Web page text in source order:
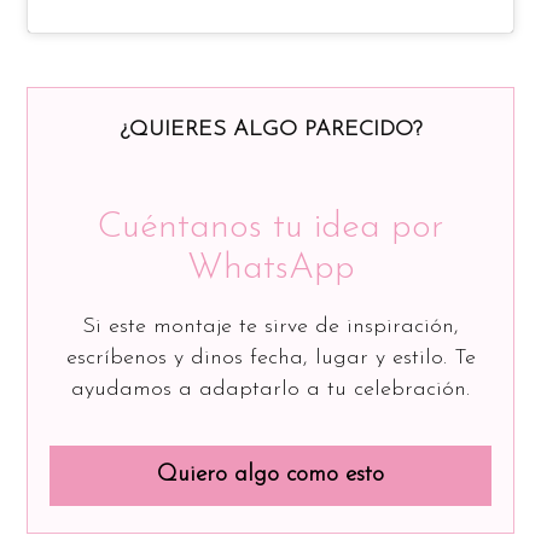
¿QUIERES ALGO PARECIDO?
Cuéntanos tu idea por
WhatsApp
Si este montaje te sirve de inspiración,
escríbenos y dinos fecha, lugar y estilo. Te
ayudamos a adaptarlo a tu celebración.
Quiero algo como esto